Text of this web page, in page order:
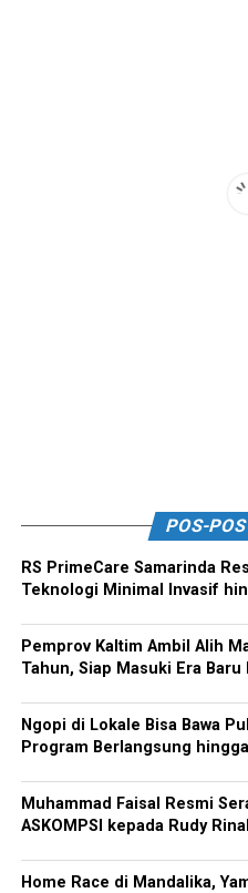
POS-
RS PrimeCare Samarinda
Teknologi Minimal Invasif
Pemprov Kaltim Ambil Alih
Tahun, Siap Masuki Era Baru
Ngopi di Lokale Bisa Bawa
Program Berlangsung
Muhammad Faisal Resmi
ASKOMPSI kepada Rudy
Home Race di Mandalika,